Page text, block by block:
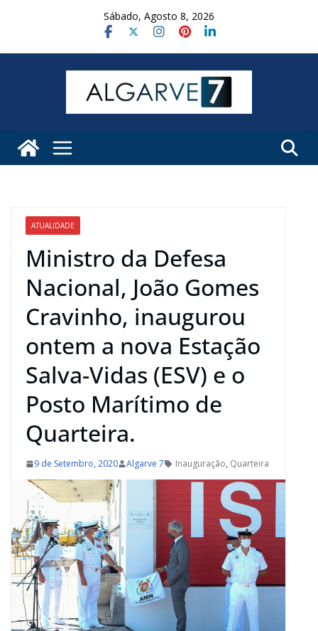
Sábado, Agosto 8, 2026
ATUALIDADE
Ministro da Defesa
Nacional, João Gomes
Cravinho, inaugurou
ontem a nova Estação
Salva-Vidas (ESV) e o
Posto Marítimo de
Quarteira.
9 de Setembro, 2020 Algarve 7 Inauguração, Quarteira